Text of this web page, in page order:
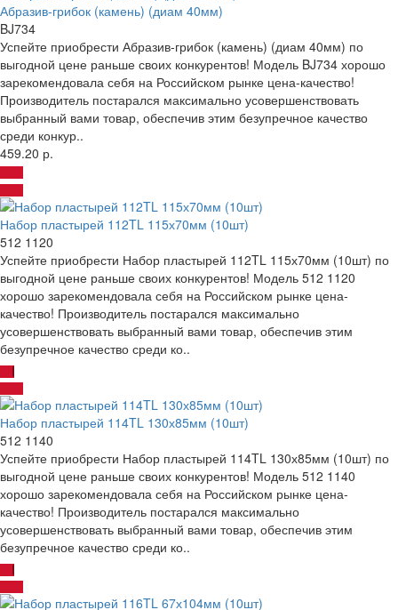
Абразив-грибок (камень) (диам 40мм)
BJ734
Успейте приобрести Абразив-грибок (камень) (диам 40мм) по
выгодной цене раньше своих конкурентов! Модель BJ734 хорошо
зарекомендовала себя на Российском рынке цена-качество!
Производитель постарался максимально усовершенствовать
выбранный вами товар, обеспечив этим безупречное качество
среди конкур..
459.20 р.
Набор пластырей 112TL 115х70мм (10шт)
512 1120
Успейте приобрести Набор пластырей 112TL 115х70мм (10шт) по
выгодной цене раньше своих конкурентов! Модель 512 1120
хорошо зарекомендовала себя на Российском рынке цена-
качество! Производитель постарался максимально
усовершенствовать выбранный вами товар, обеспечив этим
безупречное качество среди ко..
Набор пластырей 114TL 130х85мм (10шт)
512 1140
Успейте приобрести Набор пластырей 114TL 130х85мм (10шт) по
выгодной цене раньше своих конкурентов! Модель 512 1140
хорошо зарекомендовала себя на Российском рынке цена-
качество! Производитель постарался максимально
усовершенствовать выбранный вами товар, обеспечив этим
безупречное качество среди ко..